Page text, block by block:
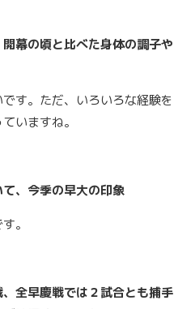
幕の頃と比べた身体の調子や
す。ただ、いろいろな経験を
いますね。
、今季の早大の印象
。
全早慶戦では２試合とも捕手